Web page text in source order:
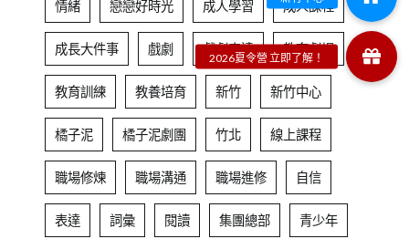
情緒 戀戀好時光 成人學習 成人課程
成長大件事 戲劇 戲劇表達 教育劇場
教育訓練 教養培育 新竹 新竹中心
橘子泥 橘子泥劇團 竹北 線上課程
職場修煉 職場溝通 職場進修 自信
表達 詞彙 閱讀 集團總部 青少年